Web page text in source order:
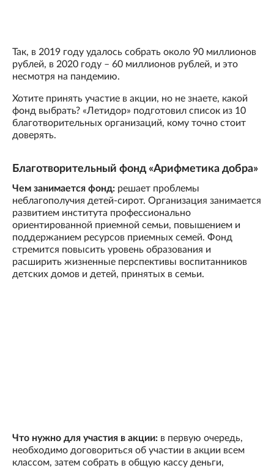
Так, в 2019 году удалось собрать около 90 миллионов
рублей, в 2020 году – 60 миллионов рублей, и это
несмотря на пандемию.
Хотите принять участие в акции, но не знаете, какой
фонд выбрать? «Летидор» подготовил список из 10
благотворительных организаций, кому точно стоит
доверять.
Благотворительный фонд «Арифметика добра»
Чем занимается фонд: решает проблемы
неблагополучия детей-сирот. Организация занимается
развитием института профессионально
ориентированной приемной семьи, повышением и
поддержанием ресурсов приемных семей. Фонд
стремится повысить уровень образования и
расширить жизненные перспективы воспитанников
детских домов и детей, принятых в семьи.
Что нужно для участия в акции: в первую очередь,
необходимо договориться об участии в акции всем
классом, затем собрать в общую кассу деньги,